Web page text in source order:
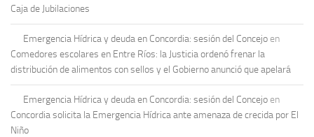
Caja de Jubilaciones
Emergencia Hídrica y deuda en Concordia: sesión del Concejo en
Comedores escolares en Entre Ríos: la Justicia ordenó frenar la
distribución de alimentos con sellos y el Gobierno anunció que apelará
Emergencia Hídrica y deuda en Concordia: sesión del Concejo en
Concordia solicita la Emergencia Hídrica ante amenaza de crecida por El
Niño